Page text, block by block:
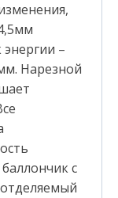
–
Нарезной
с